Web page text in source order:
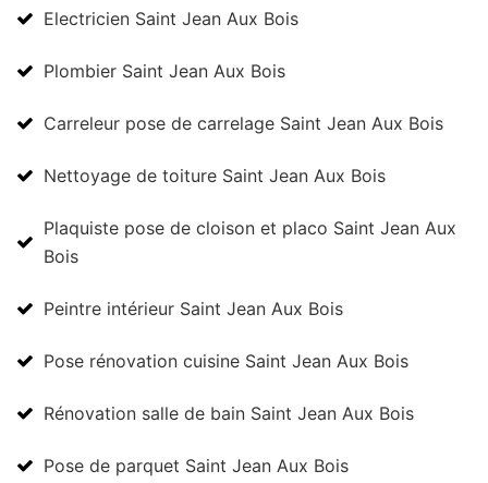
Electricien Saint Jean Aux Bois
Plombier Saint Jean Aux Bois
Carreleur pose de carrelage Saint Jean Aux Bois
Nettoyage de toiture Saint Jean Aux Bois
Plaquiste pose de cloison et placo Saint Jean Aux
Bois
Peintre intérieur Saint Jean Aux Bois
Pose rénovation cuisine Saint Jean Aux Bois
Rénovation salle de bain Saint Jean Aux Bois
Pose de parquet Saint Jean Aux Bois